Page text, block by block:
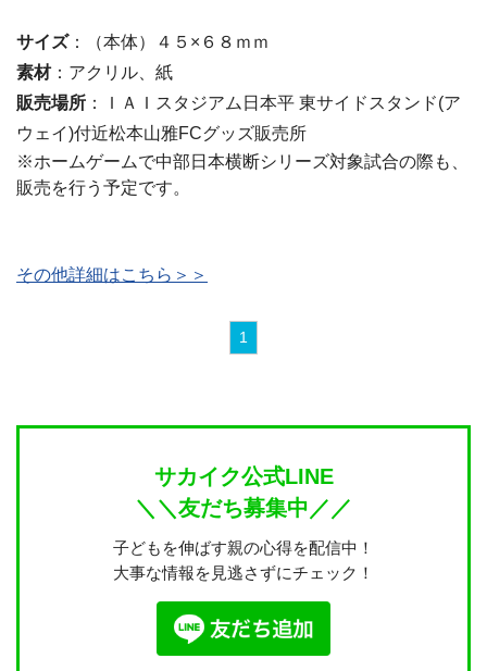
サイズ：（本体）４５×６８ｍｍ
素材：アクリル、紙
販売場所 ：ＩＡＩスタジアム日本平 東サイドスタンド(ア
ウェイ)付近松本山雅FCグッズ販売所
※ホームゲームで中部日本横断シリーズ対象試合の際も、
販売を行う予定です。
その他詳細はこちら＞＞
1
サカイク公式LINE
＼＼友だち募集中／／
子どもを伸ばす親の心得を配信中！
大事な情報を見逃さずにチェック！